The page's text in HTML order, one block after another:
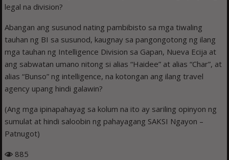
legal na division?
Abangan ang susunod nating pambibisto sa mga tiwaling
tauhan ng BI sa susunod, kaugnay sa pangongotong ng ilang
mga tauhan ng Intelligence Division sa Gapan, Nueva Ecija at
ang sabwatan umano nitong si alias “Haidee” at alias “Char”, at
alias “Bunso” ng intelligence, na kotongan ang ilang travel
agency upang hindi galawin?
(Ang mga ipinapahayag sa kolum na ito ay sariling opinyon ng
sumulat at hindi saloobin ng pahayagang SAKSI Ngayon –
Patnugot)
885